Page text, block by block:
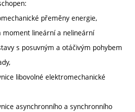
přeměny energie,
moment lineární a nelineární
s posuvným a otáčivým pohybem
libovolné elektromechanické
asynchronního a synchronního